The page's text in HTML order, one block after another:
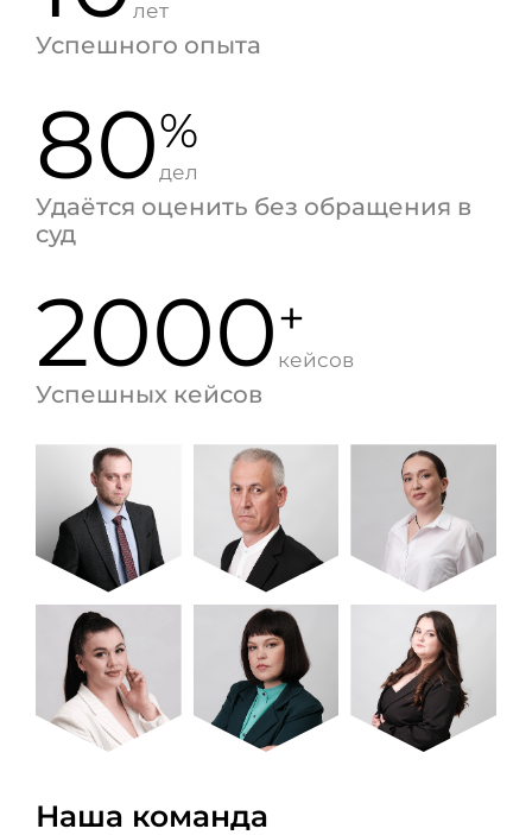
лет
Успешного опыта
80%
дел
Удаётся оценить без обращения в
суд
2000+
кейсов
Успешных кейсов
Наша команда